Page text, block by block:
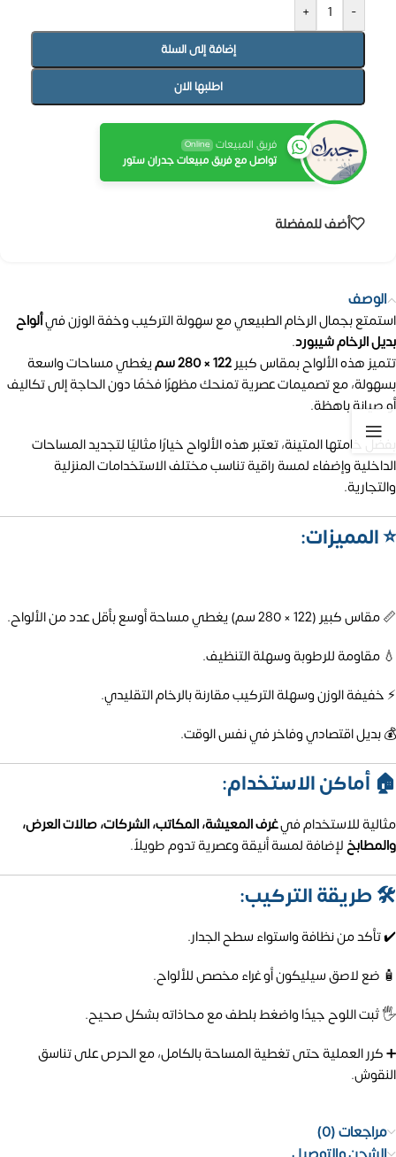
-
+
إضافة إلى السلة
اطلبها الان
فريق المبيعات Online
تواصل مع فريق مبيعات جدران ستور
أضف للمفضلة
الوصف
استمتع بجمال الرخام الطبيعي مع سهولة التركيب وخفة الوزن فيألواح
بديل الرخام شيبورد.
تتميز هذه الألواح بمقاس كبير122 × 280 سم
يغطي مساحات واسعة
بسهولة، مع تصميمات عصرية تمنحك مظهرًا فخمًا دون الحاجة إلى تكاليف
أو صيانة باهظة.
بفضل خامتها المتينة، تعتبر هذه الألواح خيارًا مثاليًا لتجديد المساحات
الداخلية وإضفاء لمسة راقية تناسب مختلف الاستخدامات المنزلية
والتجارية.
⭐ المميزات:
📏 مقاس كبير (122 × 280 سم) يغطي مساحة أوسع بأقل عدد من الألواح.
💧 مقاومة للرطوبة وسهلة التنظيف.
⚡ خفيفة الوزن وسهلة التركيب مقارنة بالرخام التقليدي.
💰 بديل اقتصادي وفاخر في نفس الوقت.
🏠 أماكن الاستخدام:
مثالية للاستخدام فيغرف المعيشة، المكاتب، الشركات، صالات العرض،
والمطابخلإضافة لمسة أنيقة وعصرية تدوم طويلاً.
🛠️ طريقة التركيب:
✔️ تأكد من نظافة واستواء سطح الجدار.
🧴 ضع لاصق سيليكون أو غراء مخصص للألواح.
🖐️ ثبت اللوح جيدًا واضغط بلطف مع محاذاته بشكل صحيح.
➕ كرر العملية حتى تغطية المساحة بالكامل، مع الحرص على تناسق
النقوش.
مراجعات (0)